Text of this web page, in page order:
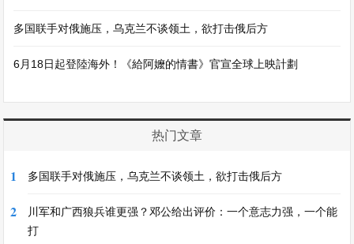
多国联手对俄施压，乌克兰不谈领土，欲打击俄后方
6月18日起登陸海外！《給阿嬤的情書》官宣全球上映計劃
热门文章
1 多国联手对俄施压，乌克兰不谈领土，欲打击俄后方
2
川军和广西狼兵谁更强？邓公给出评价：一个意志力强，一个能
打